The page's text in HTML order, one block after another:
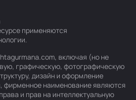
применяются
.
включая (но не
графическую, фотографическую
дизайн и оформление
фирменное наименование являются
и прав на интеллектуальную